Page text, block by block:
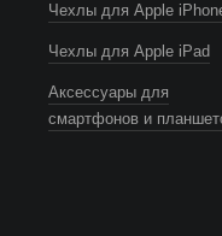
Чехлы для Apple
Чехлы для Apple iPad
Аксессуары для
смартфонов и